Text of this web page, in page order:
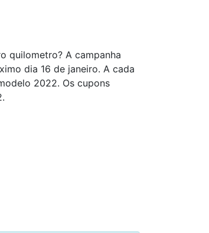
quilometro? A campanha
dia 16 de janeiro. A cada
2022. Os cupons